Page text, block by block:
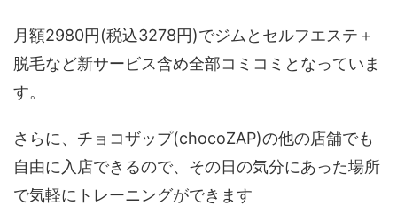
月額2980円(税込3278円)でジムとセルフエステ＋
脱毛など新サービス含め全部コミコミとなっていま
す。
さらに、チョコザップ(chocoZAP)の他の店舗でも
自由に入店できるので、その日の気分にあった場所
で気軽にトレーニングができます